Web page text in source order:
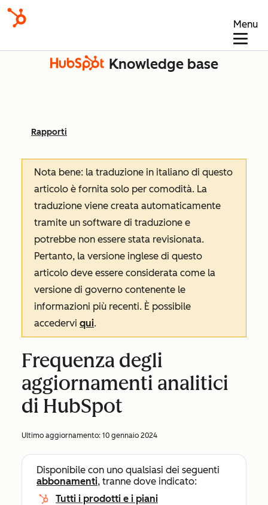
Menu
Knowledge base
Rapporti
Nota bene: la traduzione in italiano di questo
articolo è fornita solo per comodità. La
traduzione viene creata automaticamente
tramite un software di traduzione e
potrebbe non essere stata revisionata.
Pertanto, la versione inglese di questo
articolo deve essere considerata come la
versione di governo contenente le
informazioni più recenti. È possibile
accedervi qui.
Frequenza degli
aggiornamenti analitici
di HubSpot
Ultimo aggiornamento: 10 gennaio 2024
Disponibile con uno qualsiasi dei seguenti
abbonamenti, tranne dove indicato:
Tutti i prodotti e i piani